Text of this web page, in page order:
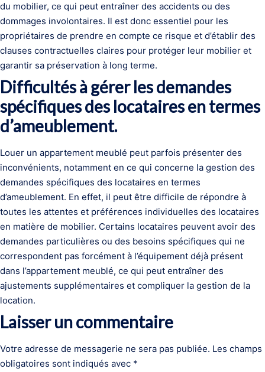
du mobilier, ce qui peut entraîner des accidents ou des
dommages involontaires. Il est donc essentiel pour les
propriétaires de prendre en compte ce risque et d’établir des
clauses contractuelles claires pour protéger leur mobilier et
garantir sa préservation à long terme.
Difficultés à gérer les demandes
spécifiques des locataires en termes
d’ameublement.
Louer un appartement meublé peut parfois présenter des
inconvénients, notamment en ce qui concerne la gestion des
demandes spécifiques des locataires en termes
d’ameublement. En effet, il peut être difficile de répondre à
toutes les attentes et préférences individuelles des locataires
en matière de mobilier. Certains locataires peuvent avoir des
demandes particulières ou des besoins spécifiques qui ne
correspondent pas forcément à l’équipement déjà présent
dans l’appartement meublé, ce qui peut entraîner des
ajustements supplémentaires et compliquer la gestion de la
location.
Laisser un commentaire
Votre adresse de messagerie ne sera pas publiée. Les champs
obligatoires sont indiqués avec *